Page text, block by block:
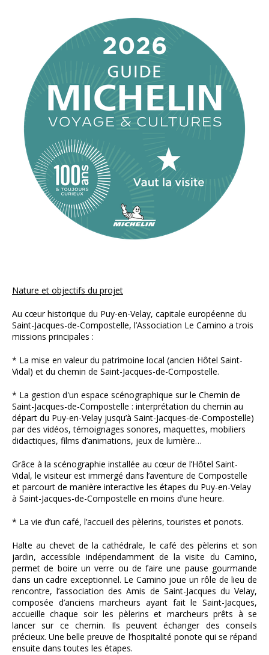
Nature et objectifs du projet
Au cœur historique du Puy-en-Velay, capitale européenne du
Saint-Jacques-de-Compostelle, l’Association Le Camino a trois
missions principales :
* La mise en valeur du patrimoine local (ancien Hôtel Saint-
Vidal) et du chemin de Saint-Jacques-de-Compostelle.
* La gestion d'un espace scénographique sur le Chemin de
Saint-Jacques-de-Compostelle : interprétation du chemin au
départ du Puy-en-Velay jusqu’à Saint-Jacques-de-Compostelle)
par des vidéos, témoignages sonores, maquettes, mobiliers
didactiques, films d’animations, jeux de lumière…
Grâce à la scénographie installée au cœur de l’Hôtel Saint-
Vidal, le visiteur est immergé dans l’aventure de Compostelle
et parcourt de manière interactive les étapes du Puy-en-Velay
à Saint-Jacques-de-Compostelle en moins d’une heure.
* La vie d’un café, l’accueil des pèlerins, touristes et ponots.
Halte au chevet de la cathédrale, le café des pèlerins et son
jardin, accessible indépendamment de la visite du Camino,
permet de boire un verre ou de faire une pause gourmande
dans un cadre exceptionnel. Le Camino joue un rôle de lieu de
rencontre, l’association des Amis de Saint-Jacques du Velay,
composée d’anciens marcheurs ayant fait le Saint-Jacques,
accueille chaque soir les pèlerins et marcheurs prêts à se
lancer sur ce chemin. Ils peuvent échanger des conseils
précieux. Une belle preuve de l’hospitalité ponote qui se répand
ensuite dans toutes les étapes.